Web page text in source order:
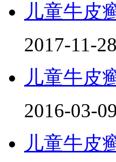
儿童牛皮
2017-11-28
儿童牛皮
2016-03-09
儿童牛皮